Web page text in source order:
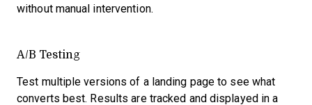
without manual intervention.
A/B Testing
Test multiple versions of a landing page to see what
converts best. Results are tracked and displayed in a